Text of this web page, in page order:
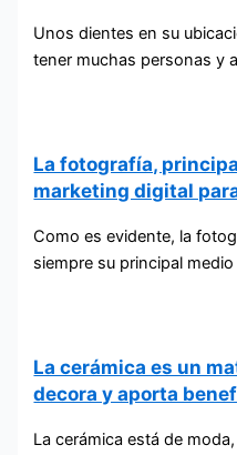
Unos dientes en su
tener muchas personas y
La fotografía,
marketing digital
Como es evidente, la
siempre su principal
La cerámica es un
decora y aporta
La cerámica está de